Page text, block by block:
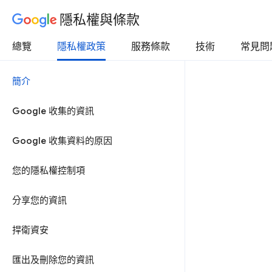
隱私權與條款
總覽 隱私權政策 服務條款 技術 常見問
簡介
Google 收集的資訊
Google 收集資料的原因
您的隱私權控制項
分享您的資訊
捍衛資安
匯出及刪除您的資訊